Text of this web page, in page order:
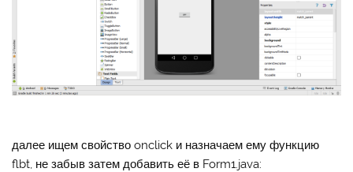
далее ищем свойство onclick и назначаем ему функцию
flbt, не забыв затем добавить её в Form1.java: